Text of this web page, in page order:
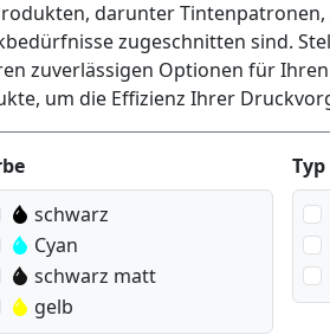
darunter
zugeschnitten sind.
zuverlässigen Optionen für Ihren
um die Effizienz Ihrer
schwarz
Cyan
schwarz matt
gelb
Typ